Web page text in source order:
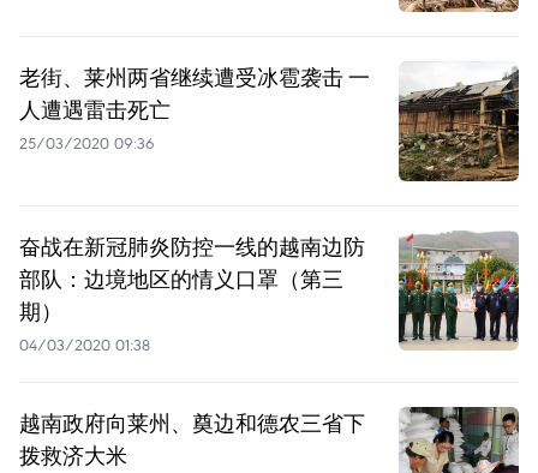
老街、莱州两省继续遭受冰雹袭击 一
人遭遇雷击死亡
25/03/2020 09:36
奋战在新冠肺炎防控一线的越南边防
部队：边境地区的情义口罩（第三
期）
04/03/2020 01:38
越南政府向莱州、奠边和德农三省下
拨救济大米